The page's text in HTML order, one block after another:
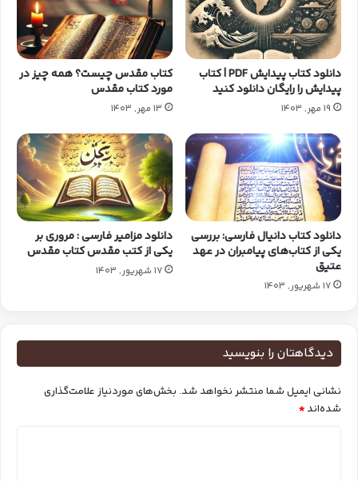
دانلود کتاب پیدایش PDF | کتاب
پیدایش را رایگان دانلود کنید
19 مهر, 1403
کتاب مقدس چیست؟ همه چیز در
مورد کتاب مقدس
13 مهر, 1403
دانلود کتاب دانیال فارسی: بررسی
یکی از کتاب‌های پیامبران در عهد
عتیق
17 شهریور, 1403
دانلود مزامیر فارسی : مروری بر
یکی از کتب مقدس کتاب مقدس
17 شهریور, 1403
دیدگاهتان را بنویسید
نشانی ایمیل شما منتشر نخواهد شد. بخش‌های موردنیاز علامت‌گذاری
شده‌اند *